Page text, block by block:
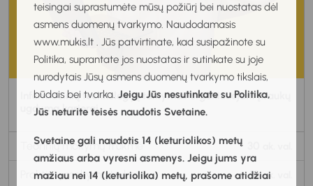
teisingai suprastumėte mūsų požiūrį bei nuostatas dėl
asmens duomenų tvarkymo. Naudodamasis
www.mukis.lt . Jūs patvirtinate, kad susipažinote su
Politika, suprantate jos nuostatas ir sutinkate su joje
nurodytais Jūsų asmens duomenų tvarkymo tikslais,
būdais bei tvarka. Jeigu Jūs nesutinkate su Politika,
Jūs neturite teisės naudotis Svetaine.
Svetaine gali naudotis 14 (keturiolikos) metų
amžiaus arba vyresni asmenys. Jeigu jums yra
mažiau nei 14 (keturiolika) metų, prašome atidžiai
Informacinių technologijų taikymas organizuojant įtraukų
ugdymą karjerai
Teorinių mokymų trukmė
Praktinių mokymų trukmė 10ak. val.